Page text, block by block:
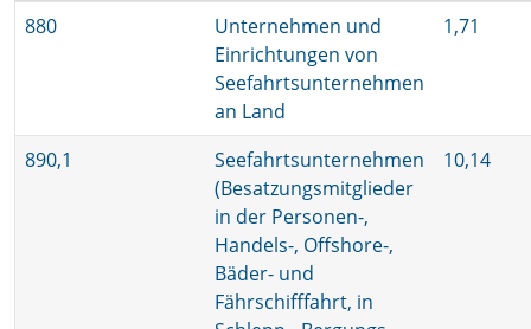
880
Unternehmen und
Einrichtungen von
Seefahrtsunternehmen
an Land
1,71
890,1
Seefahrtsunternehmen
(Besatzungsmitglieder
in der Personen-,
Handels-, Offshore-,
Bäder- und
Fährschifffahrt, in
10,14